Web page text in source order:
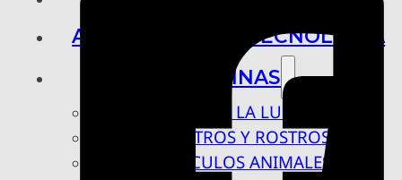
ARTE, CIENCIA Y TECNOLOGÍA
COLUMNAS
BAJO LA LUPA
RASTROS Y ROSTROS
VÍNCULOS ANIMALES